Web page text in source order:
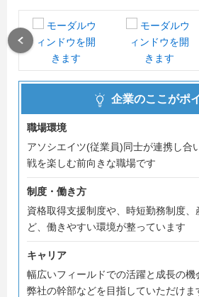
全国の東急ホテルズの店舗で働くホ
ホテルオペレーションのプロフェッ
テルズ＆リゾーツやホテルの管理・販
今後新規ホテルの出店も予定しており
での活躍と成長の機会があります。ホ
持ちの皆さまのご応募を従業員一同、
ります。
企業のここがポ
職場環境
アソシエイツ(従業員)同士が連携し合
戦を楽しむ前向きな職場です
制度・働き方
資格取得支援制度や、時短勤務制度、
ど、働きやすい環境が整っています
キャリア
幅広いフィールドでの活躍と成長の機
弊社の幹部などを目指していただけま